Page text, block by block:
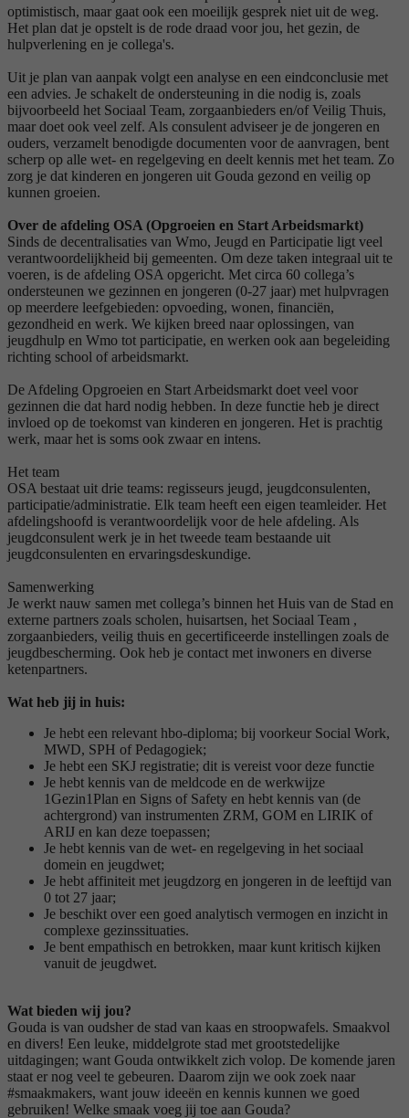
optimistisch, maar gaat ook een moeilijk gesprek niet uit de weg.
Het plan dat je opstelt is de rode draad voor jou, het gezin, de
hulpverlening en je collega's.
Uit je plan van aanpak volgt een analyse en een eindconclusie met
een advies. Je schakelt de ondersteuning in die nodig is, zoals
bijvoorbeeld het Sociaal Team, zorgaanbieders en/of Veilig Thuis,
maar doet ook veel zelf. Als consulent adviseer je de jongeren en
ouders, verzamelt benodigde documenten voor de aanvragen, bent
scherp op alle wet- en regelgeving en deelt kennis met het team. Zo
zorg je dat kinderen en jongeren uit Gouda gezond en veilig op
kunnen groeien.
Over de afdeling OSA (Opgroeien en Start Arbeidsmarkt)
Sinds de decentralisaties van Wmo, Jeugd en Participatie ligt veel
verantwoordelijkheid bij gemeenten. Om deze taken integraal uit te
voeren, is de afdeling OSA opgericht. Met circa 60 collega’s
ondersteunen we gezinnen en jongeren (0-27 jaar) met hulpvragen
op meerdere leefgebieden: opvoeding, wonen, financiën,
gezondheid en werk. We kijken breed naar oplossingen, van
jeugdhulp en Wmo tot participatie, en werken ook aan begeleiding
richting school of arbeidsmarkt.
De Afdeling Opgroeien en Start Arbeidsmarkt doet veel voor
gezinnen die dat hard nodig hebben. In deze functie heb je direct
invloed op de toekomst van kinderen en jongeren. Het is prachtig
werk, maar het is soms ook zwaar en intens.
Het team
OSA bestaat uit drie teams: regisseurs jeugd, jeugdconsulenten,
participatie/administratie. Elk team heeft een eigen teamleider. Het
afdelingshoofd is verantwoordelijk voor de hele afdeling. Als
jeugdconsulent werk je in het tweede team bestaande uit
jeugdconsulenten en ervaringsdeskundige.
Samenwerking
Je werkt nauw samen met collega’s binnen het Huis van de Stad en
externe partners zoals scholen, huisartsen, het Sociaal Team ,
zorgaanbieders, veilig thuis en gecertificeerde instellingen zoals de
jeugdbescherming. Ook heb je contact met inwoners en diverse
ketenpartners.
Wat heb jij in huis:
Je hebt een relevant hbo-diploma; bij voorkeur Social Work,
MWD, SPH of Pedagogiek;
Je hebt een SKJ registratie; dit is vereist voor deze functie
Je hebt kennis van de meldcode en de werkwijze
1Gezin1Plan en Signs of Safety en hebt kennis van (de
achtergrond) van instrumenten ZRM, GOM en LIRIK of
ARIJ en kan deze toepassen;
Je hebt kennis van de wet- en regelgeving in het sociaal
domein en jeugdwet;
Je hebt affiniteit met jeugdzorg en jongeren in de leeftijd van
0 tot 27 jaar;
Je beschikt over een goed analytisch vermogen en inzicht in
complexe gezinssituaties.
Je bent empathisch en betrokken, maar kunt kritisch kijken
vanuit de jeugdwet.
Wat bieden wij jou?
Gouda is van oudsher de stad van kaas en stroopwafels. Smaakvol
en divers! Een leuke, middelgrote stad met grootstedelijke
uitdagingen; want Gouda ontwikkelt zich volop. De komende jaren
staat er nog veel te gebeuren. Daarom zijn we ook zoek naar
#smaakmakers, want jouw ideeën en kennis kunnen we goed
gebruiken! Welke smaak voeg jij toe aan Gouda?